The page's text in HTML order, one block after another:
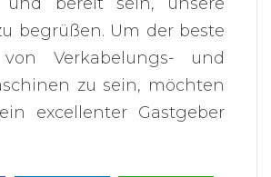
begrüßen. Um der beste
von Verkabelungs- und
zu sein, möchten
excellenter Gastgeber